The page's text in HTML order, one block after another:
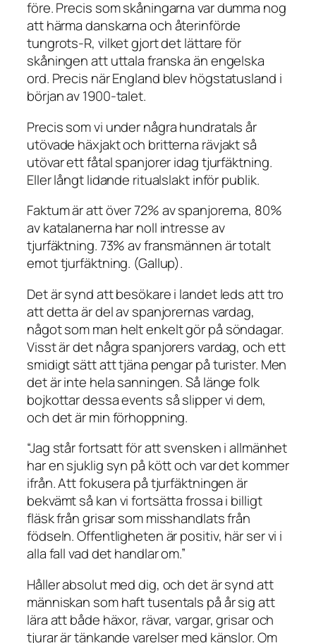
före. Precis som skåningarna var dumma nog
att härma danskarna och återinförde
tungrots-R, vilket gjort det lättare för
skåningen att uttala franska än engelska
ord. Precis när England blev högstatusland i
början av 1900-talet.
Precis som vi under några hundratals år
utövade häxjakt och britterna rävjakt så
utövar ett fåtal spanjorer idag tjurfäktning.
Eller långt lidande ritualslakt inför publik.
Faktum är att över 72% av spanjorerna, 80%
av katalanerna har noll intresse av
tjurfäktning. 73% av fransmännen är totalt
emot tjurfäktning. (Gallup).
Det är synd att besökare i landet leds att tro
att detta är del av spanjorernas vardag,
något som man helt enkelt gör på söndagar.
Visst är det några spanjorers vardag, och ett
smidigt sätt att tjäna pengar på turister. Men
det är inte hela sanningen. Så länge folk
bojkottar dessa events så slipper vi dem,
och det är min förhoppning.
“Jag står fortsatt för att svensken i allmänhet
har en sjuklig syn på kött och var det kommer
ifrån. Att fokusera på tjurfäktningen är
bekvämt så kan vi fortsätta frossa i billigt
fläsk från grisar som misshandlats från
födseln. Offentligheten är positiv, här ser vi i
alla fall vad det handlar om.”
Håller absolut med dig, och det är synd att
människan som haft tusentals på år sig att
lära att både häxor, rävar, vargar, grisar och
tjurar är tänkande varelser med känslor. Om